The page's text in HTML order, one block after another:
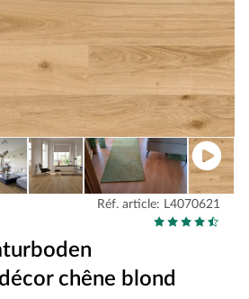
Réf. article: L4070621
chêne blond